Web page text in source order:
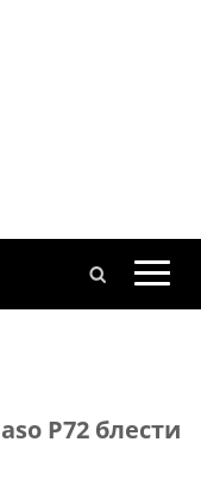
P72 блести